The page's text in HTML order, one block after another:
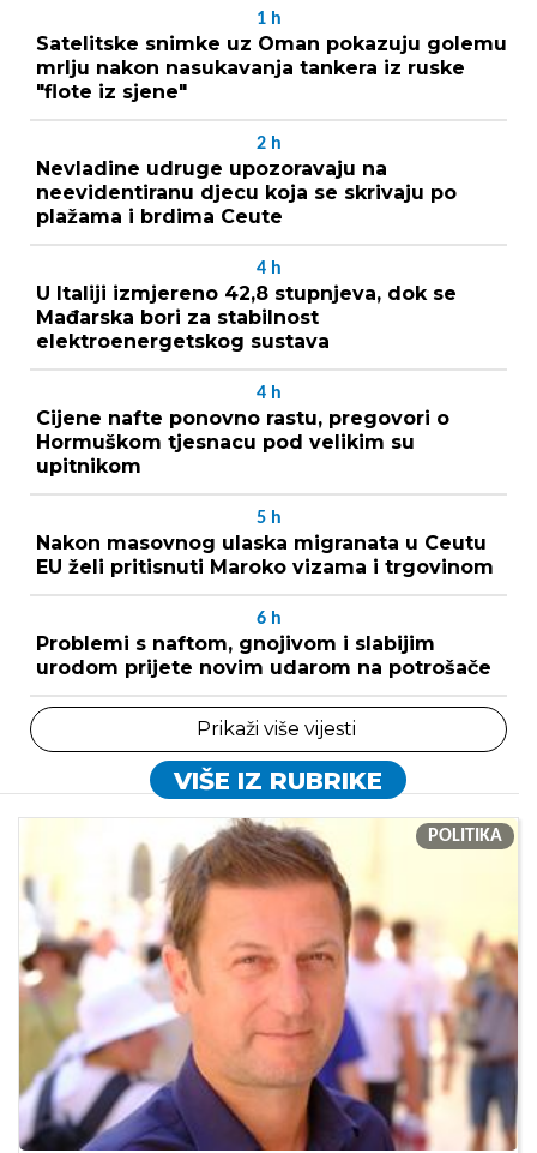
1 h
Satelitske snimke uz Oman pokazuju golemu
mrlju nakon nasukavanja tankera iz ruske
"flote iz sjene"
2 h
Nevladine udruge upozoravaju na
neevidentiranu djecu koja se skrivaju po
plažama i brdima Ceute
4 h
U Italiji izmjereno 42,8 stupnjeva, dok se
Mađarska bori za stabilnost
elektroenergetskog sustava
4 h
Cijene nafte ponovno rastu, pregovori o
Hormuškom tjesnacu pod velikim su
upitnikom
5 h
Nakon masovnog ulaska migranata u Ceutu
EU želi pritisnuti Maroko vizama i trgovinom
6 h
Problemi s naftom, gnojivom i slabijim
urodom prijete novim udarom na potrošače
Prikaži više vijesti
VIŠE IZ RUBRIKE
POLITIKA